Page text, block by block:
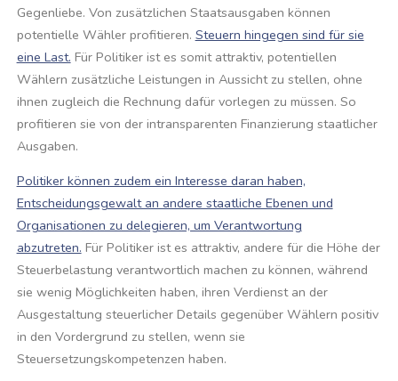
Gegenliebe. Von zusätzlichen Staatsausgaben können
potentielle Wähler profitieren. Steuern hingegen sind für sie
eine Last. Für Politiker ist es somit attraktiv, potentiellen
Wählern zusätzliche Leistungen in Aussicht zu stellen, ohne
ihnen zugleich die Rechnung dafür vorlegen zu müssen. So
profitieren sie von der intransparenten Finanzierung staatlicher
Ausgaben.
Politiker können zudem ein Interesse daran haben,
Entscheidungsgewalt an andere staatliche Ebenen und
Organisationen zu delegieren, um Verantwortung
abzutreten. Für Politiker ist es attraktiv, andere für die Höhe der
Steuerbelastung verantwortlich machen zu können, während
sie wenig Möglichkeiten haben, ihren Verdienst an der
Ausgestaltung steuerlicher Details gegenüber Wählern positiv
in den Vordergrund zu stellen, wenn sie
Steuersetzungskompetenzen haben.